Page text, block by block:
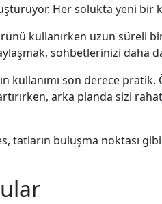
Her solukta yeni bir
kullanırken uzun süreli
sohbetlerinizi daha
kullanımı son derece
arka planda sizi
tatların buluşma noktası